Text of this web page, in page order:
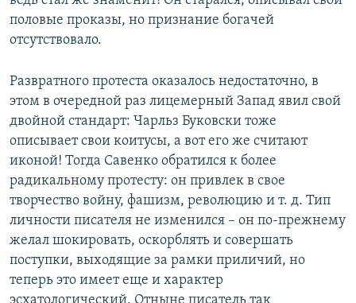
половые проказы, но признание богачей
отсутствовало.
Развратного протеста оказалось недостаточно, в
этом в очередной раз лицемерный Запад явил свой
двойной стандарт: Чарльз Буковски тоже
описывает свои коитусы, а вот его же считают
иконой! Тогда Савенко обратился к более
радикальному протесту: он привлек в свое
творчество войну, фашизм, революцию и т. д. Тип
личности писателя не изменился – он по-прежнему
желал шокировать, оскорблять и совершать
поступки, выходящие за рамки приличий, но
теперь это имеет еще и характер